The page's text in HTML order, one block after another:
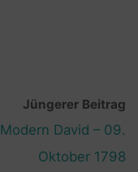
Jüngerer Beitrag
Modern David – 09.
Oktober 1798